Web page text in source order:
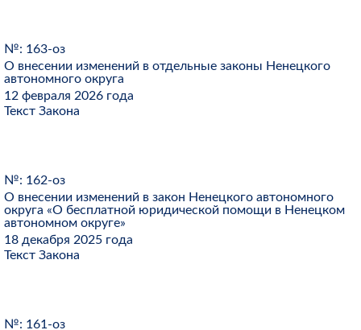
№: 163-оз
О внесении изменений в отдельные законы Ненецкого
автономного округа
12 февраля 2026 года
Текст Закона
№: 162-оз
О внесении изменений в закон Ненецкого автономного
округа «О бесплатной юридической помощи в Ненецком
автономном округе»
18 декабря 2025 года
Текст Закона
№: 161-оз